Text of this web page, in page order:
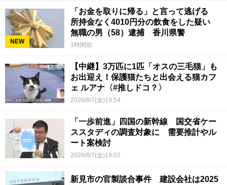
NEW
「お金を取りに帰る」と言って逃げる
所持金なく4010円分の飲食をした疑い
無職の男（58）逮捕 香川県警
1時間前
【中継】3万匹に1匹「オスの三毛猫」も
お出迎え！保護猫たちと出会える猫カフ
ェ ルアナ〈#推しドコ？〉
2026/8/7(金)19:54
「一歩前進」四国の新幹線 国交省ケー
ススタディの調査対象に 需要推計やル
ート案検討
2026/8/7(金)19:02
新見市の官製談合事件 建設会社は2025